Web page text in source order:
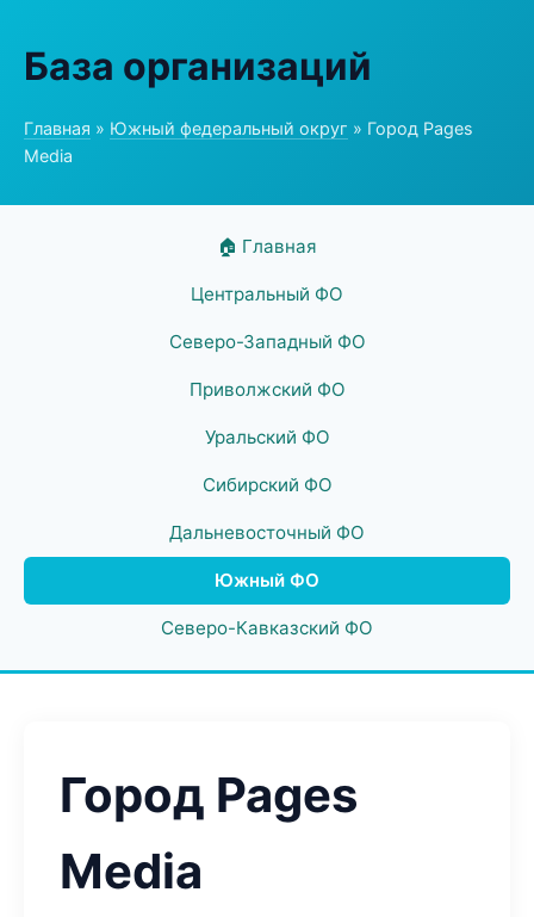
База организаций
Главная » Южный федеральный округ » Город Pages
Media
🏠 Главная
Центральный ФО
Северо-Западный ФО
Приволжский ФО
Уральский ФО
Сибирский ФО
Дальневосточный ФО
Южный ФО
Северо-Кавказский ФО
Город Pages
Media